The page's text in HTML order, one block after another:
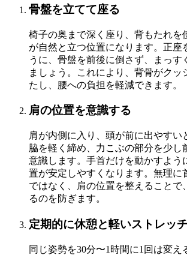
骨盤を立てて座る
椅子の奥まで深く座り、背もたれを
が自然と立つ位置になります。正座
うに、骨盤を前後に倒さず、まっす
ましょう。これにより、背骨がクッ
たし、腰への負担を軽減できます。
肩の位置を意識する
肩が内側に入り、頭が前に出やすい
脇を軽く締め、力こぶの部分を少し
意識します。手首だけを動かすよう
置が安定しやすくなります。無理に
ではなく、肩の位置を整えることで
るのを防ぎます。
定期的に休憩と軽いストレッ
同じ姿勢を30分〜1時間に1回は変え